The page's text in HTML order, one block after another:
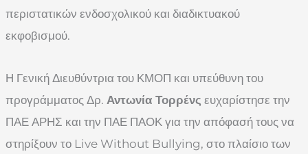
περιστατικών ενδοσχολικού και διαδικτυακού
εκφοβισμού.
Η Γενική Διευθύντρια του ΚΜΟΠ και υπεύθυνη του
προγράμματος Δρ. Αντωνία Τορρένς ευχαρίστησε την
ΠΑΕ ΑΡΗΣ και την ΠΑΕ ΠΑΟΚ για την απόφασή τους να
στηρίξουν το Live Without Bullying, στο πλαίσιο των